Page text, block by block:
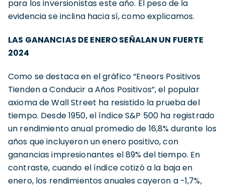
para los inversionistas este año. El peso de la
evidencia se inclina hacia sí, como explicamos.
LAS GANANCIAS DE ENERO SEÑALAN UN FUERTE
2024
Como se destaca en el gráfico “Eneors Positivos
Tienden a Conducir a Años Positivos”, el popular
axioma de Wall Street ha resistido la prueba del
tiempo. Desde 1950, el índice S&P 500 ha registrado
un rendimiento anual promedio de 16,8% durante los
años que incluyeron un enero positivo, con
ganancias impresionantes el 89% del tiempo. En
contraste, cuando el índice cotizó a la baja en
enero, los rendimientos anuales cayeron a -1,7%,